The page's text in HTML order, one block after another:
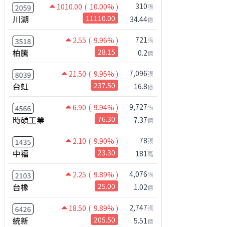
2059 1010.00 ( 10.00% )
川湖 11110.00
310張
34.44億
3518 2.55 ( 9.96% )
柏騰 28.15
721張
0.2億
8039 21.50 ( 9.95% )
台虹 237.50
7,096張
16.8億
4566 6.90 ( 9.94% )
時碩工業 76.30
9,727張
7.37億
1435 2.10 ( 9.90% )
中福 23.30
78張
181萬
2103 2.25 ( 9.89% )
台橡 25.00
4,076張
1.02億
6426 18.50 ( 9.89% )
統新 205.50
2,747張
5.51億